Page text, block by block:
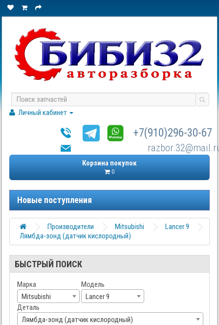
Личный кабинет
+7(910)296-30-67
Корзина покупок
0
Новые поступления
Производители Mitsubishi
Lancer 9
Лямбда-зонд (датчик кислородный)
БЫСТРЫЙ ПОИСК
Марка
Mitsubishi
Модель
Lancer 9
Деталь
Лямбда-зонд (датчик кислородный)